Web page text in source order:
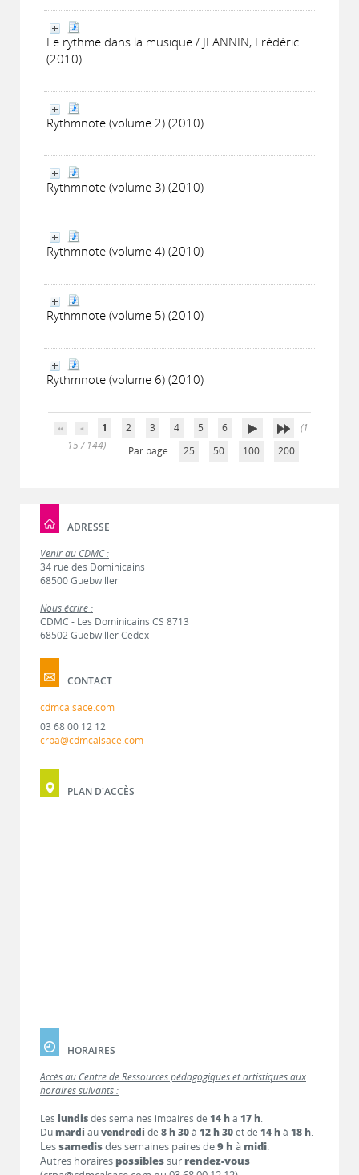
Le rythme dans la musique / JEANNIN, Frédéric
(2010)
Rythmnote (volume 2) (2010)
Rythmnote (volume 3) (2010)
Rythmnote (volume 4) (2010)
Rythmnote (volume 5) (2010)
Rythmnote (volume 6) (2010)
1 2 3 4 5 6
(1
- 15 / 144)
Par page : 25 50 100 200
ADRESSE
Venir au CDMC :
34 rue des Dominicains
68500 Guebwiller
Nous écrire :
CDMC - Les Dominicains CS 8713
68502 Guebwiller Cedex
CONTACT
cdmcalsace.com
03 68 00 12 12
crpa@cdmcalsace.com
PLAN D'ACCÈS
HORAIRES
Accès au Centre de Ressources pédagogiques et artistiques aux
horaires suivants :
Les lundisdes semaines impaires de 14 hà 17 h.
Dumardi auvendredi de 8 h 30à 12 h 30et de 14 hà 18 h.
Lessamedisdes semaines paires de9 h à midi.
Autres horaires possiblessur rendez-vous